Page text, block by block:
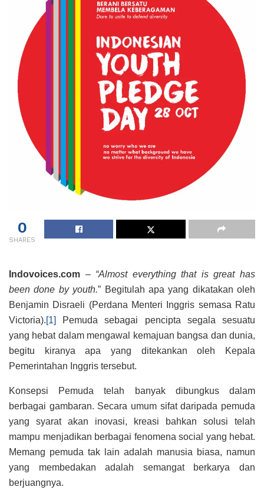
0
SHARES
Indovoices.com – “Almost everything that is great has
been done by youth.” Begitulah apa yang dikatakan oleh
Benjamin Disraeli (Perdana Menteri Inggris semasa Ratu
Victoria).[1]
Pemuda sebagai pencipta segala sesuatu
yang hebat dalam mengawal kemajuan bangsa dan dunia,
begitu kiranya apa yang ditekankan oleh Kepala
Pemerintahan Inggris tersebut.
Konsepsi Pemuda telah banyak dibungkus dalam
berbagai gambaran. Secara umum sifat daripada pemuda
yang syarat akan inovasi, kreasi bahkan solusi telah
mampu menjadikan berbagai fenomena social yang hebat.
Memang pemuda tak lain adalah manusia biasa, namun
yang membedakan adalah semangat berkarya dan
berjuangnya.